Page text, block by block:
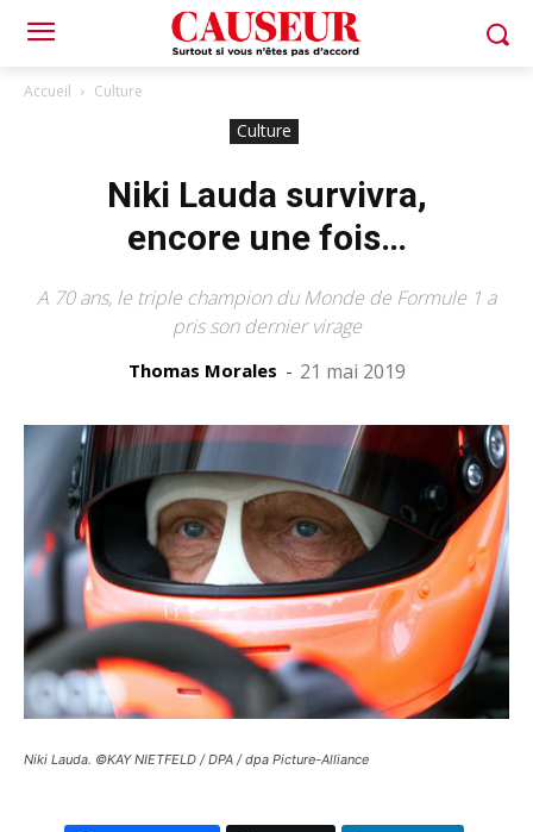
Accueil Culture
Culture
Niki Lauda survivra,
encore une fois…
A 70 ans, le triple champion du Monde de Formule 1 a
pris son dernier virage
Thomas Morales - 21 mai 2019
Niki Lauda. ©KAY NIETFELD / DPA / dpa Picture-Alliance